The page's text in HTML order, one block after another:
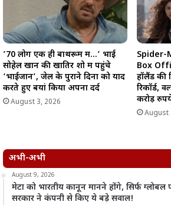
’70 लोग एक ही बाथरूम में…’ भाई
सोहेल खान की खातिर शो में पहुंचे
‘भाईजान’, जेल के पुराने दिनों को याद
करते हुए बयां किया अपना दर्द
August 3, 2026
Spider-
Box
हॉलैंड की
रिकॉर्ड,
करोड़
August
अभी-अभी
August 9, 2026
मेटा को भारतीय कानून मानने होंगे, सिर्फ
सरकार ने कंपनी से किए ये बड़े सवाल!